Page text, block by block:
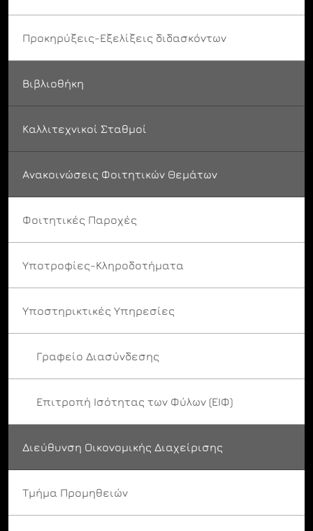
Προκηρύξεις-Εξελίξεις διδασκόντων
Βιβλιοθήκη
Καλλιτεχνικοί Σταθμοί
Ανακοινώσεις Φοιτητικών Θεμάτων
Φοιτητικές Παροχές
Υποτροφίες-Κληροδοτήματα
Υποστηρικτικές Υπηρεσίες
Γραφείο Διασύνδεσης
Επιτροπή Ισότητας των Φύλων (ΕΙΦ)
Διεύθυνση Οικονομικής Διαχείρισης
Τμήμα Προμηθειών